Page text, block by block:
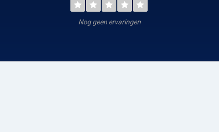
Nog geen ervaringen